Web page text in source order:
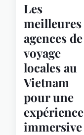
Les
meilleures
agences de
voyage
locales au
Vietnam
pour une
expérience
immersive